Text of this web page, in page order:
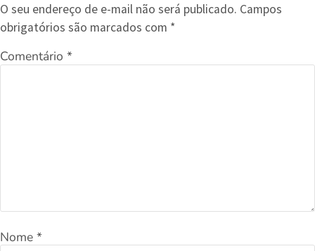
O seu endereço de e-mail não será publicado. Campos
obrigatórios são marcados com *
Comentário *
Nome *